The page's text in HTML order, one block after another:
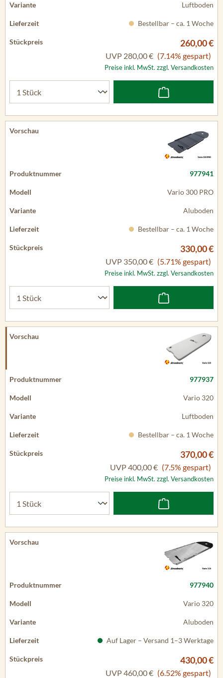
Luftboden
Bestellbar – ca. 1 Woche
260,00 €
UVP 280,00 € (7.14% gespart)
Preise inkl. MwSt. zzgl. Versandkosten
977941
Vario 300 PRO
Aluboden
Bestellbar – ca. 1 Woche
330,00 €
UVP 350,00 € (5.71% gespart)
Preise inkl. MwSt. zzgl. Versandkosten
977937
Vario 320
Luftboden
Bestellbar – ca. 1 Woche
370,00 €
UVP400,00 € (7.5% gespart)
Preise inkl. MwSt. zzgl. Versandkosten
977940
Vario 320
Aluboden
Auf Lager – Versand 1–3 Werktage
430,00 €
UVP460,00 € (6.52% gespart)